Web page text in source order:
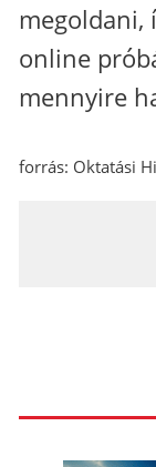
megoldani,
online
mennyire
forrás: Oktatási